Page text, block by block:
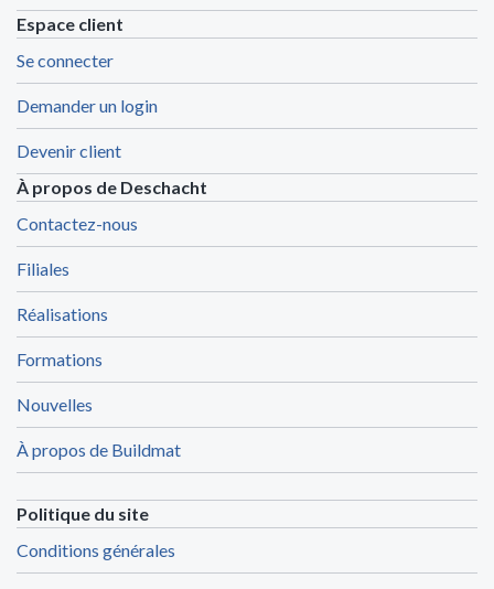
Espace client
Se connecter
Demander un login
Devenir client
À propos de Deschacht
Contactez-nous
Filiales
Réalisations
Formations
Nouvelles
À propos de Buildmat
Politique du site
Conditions générales